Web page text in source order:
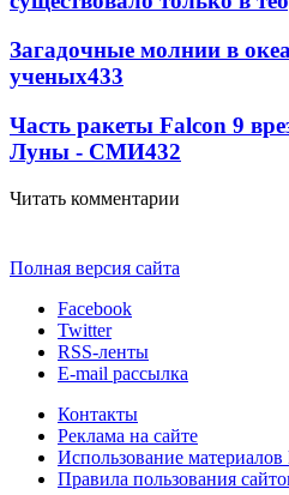
Загадочные молнии в
ученых433
Часть ракеты Falcon 9
Луны - СМИ432
Читать комментарии
Полная версия сайта
Facebook
Twitter
RSS-ленты
E-mail рассылка
Контакты
Реклама на сайте
Использование материалов
Правила пользования